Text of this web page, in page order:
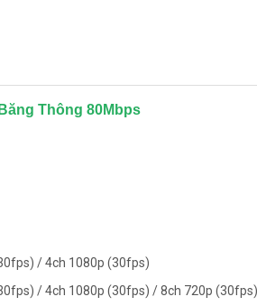
Thông 80Mbps
/ 4ch 1080p (30fps)
/ 4ch 1080p (30fps) / 8ch 720p (30fps)